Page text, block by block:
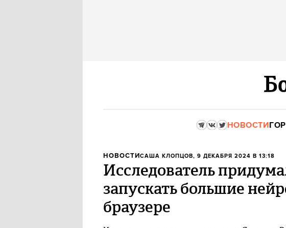
НОВОСТИ
НОВОСТИСАША КЛОПЦОВ, 9 ДЕКАБРЯ 2024 В 13:18
Исследователь
запускать большие
браузере